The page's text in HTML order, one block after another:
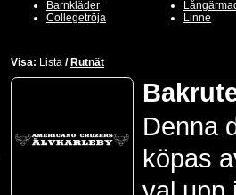
Barnkläder
Collegetröja
Linne
Visa: Lista / Rutnät
Denna
köpas